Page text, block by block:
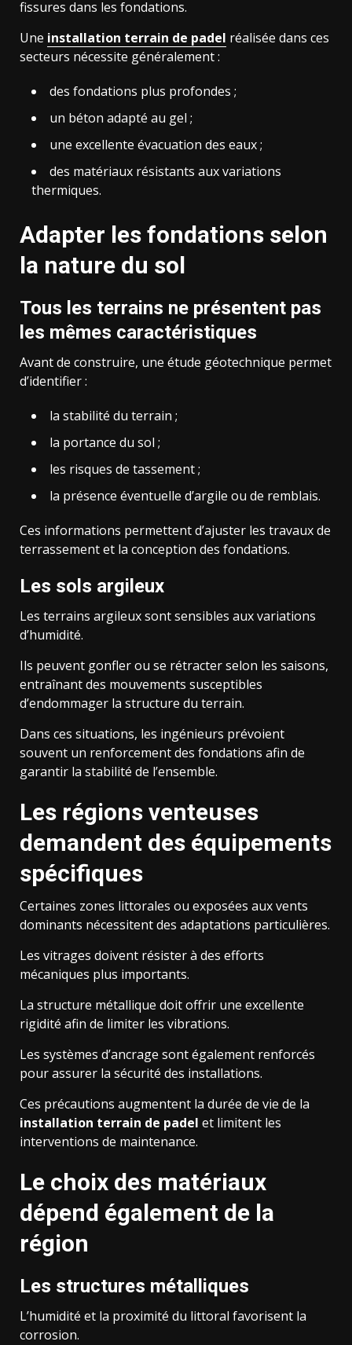
fissures dans les fondations.
Une installation terrain de padel réalisée dans ces
secteurs nécessite généralement :
des fondations plus profondes ;
un béton adapté au gel ;
une excellente évacuation des eaux ;
des matériaux résistants aux variations
thermiques.
Adapter les fondations selon
la nature du sol
Tous les terrains ne présentent pas
les mêmes caractéristiques
Avant de construire, une étude géotechnique permet
d’identifier :
la stabilité du terrain ;
la portance du sol ;
les risques de tassement ;
la présence éventuelle d’argile ou de remblais.
Ces informations permettent d’ajuster les travaux de
terrassement et la conception des fondations.
Les sols argileux
Les terrains argileux sont sensibles aux variations
d’humidité.
Ils peuvent gonfler ou se rétracter selon les saisons,
entraînant des mouvements susceptibles
d’endommager la structure du terrain.
Dans ces situations, les ingénieurs prévoient
souvent un renforcement des fondations afin de
garantir la stabilité de l’ensemble.
Les régions venteuses
demandent des équipements
spécifiques
Certaines zones littorales ou exposées aux vents
dominants nécessitent des adaptations particulières.
Les vitrages doivent résister à des efforts
mécaniques plus importants.
La structure métallique doit offrir une excellente
rigidité afin de limiter les vibrations.
Les systèmes d’ancrage sont également renforcés
pour assurer la sécurité des installations.
Ces précautions augmentent la durée de vie de la
installation terrain de padel et limitent les
interventions de maintenance.
Le choix des matériaux
dépend également de la
région
Les structures métalliques
L’humidité et la proximité du littoral favorisent la
corrosion.